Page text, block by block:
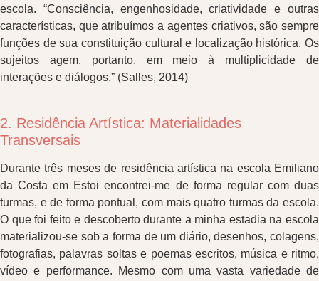
escola. “Consciência, engenhosidade, criatividade e outras
características, que atribuímos a agentes criativos, são sempre
funções de sua constituição cultural e localização histórica. Os
sujeitos agem, portanto, em meio à multiplicidade de
interações e diálogos.” (Salles, 2014)
2. Residência Artística: Materialidades
Transversais
Durante três meses de residência artística na escola Emiliano
da Costa em Estoi encontrei-me de forma regular com duas
turmas, e de forma pontual, com mais quatro turmas da escola.
O que foi feito e descoberto durante a minha estadia na escola
materializou-se sob a forma de um diário, desenhos, colagens,
fotografias, palavras soltas e poemas escritos, música e ritmo,
vídeo e performance. Mesmo com uma vasta variedade de